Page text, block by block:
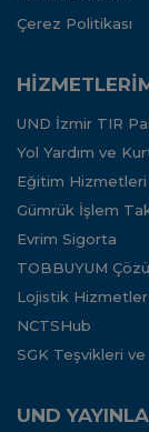
Çerez Politikası
UND İzmir TIR
Yol Yardım ve
Eğitim Hizmetleri
Gümrük İşlem
Evrim Sigorta
TOBBUYUM
Lojistik
NCTSHub
SGK Teşvikleri
UND